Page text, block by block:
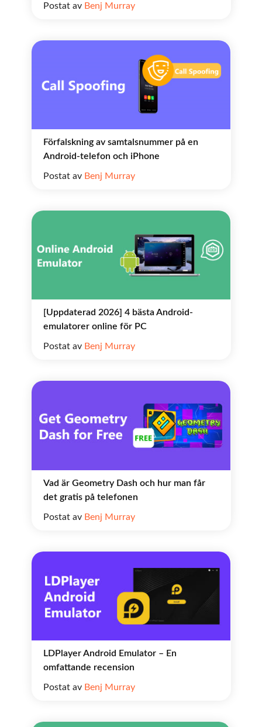
Postat av Benj Murray
Förfalskning av samtalsnummer på en
Android-telefon och iPhone
Postat av Benj Murray
[Uppdaterad 2026] 4 bästa Android-
emulatorer online för PC
Postat av Benj Murray
Vad är Geometry Dash och hur man får
det gratis på telefonen
Postat av Benj Murray
LDPlayer Android Emulator – En
omfattande recension
Postat av Benj Murray